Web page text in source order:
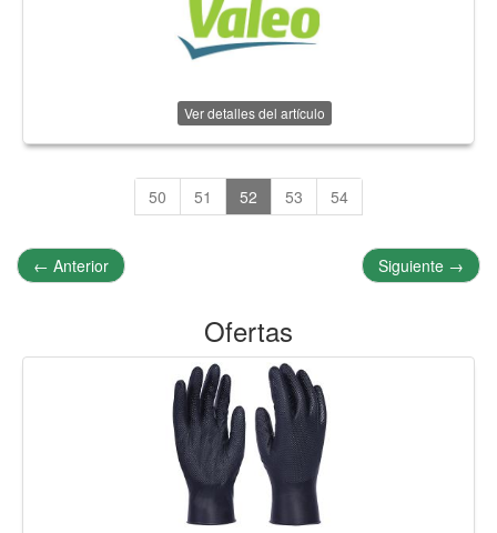
Ver detalles del artículo
50 51 52 53 54
← Anterior Siguiente →
Ofertas